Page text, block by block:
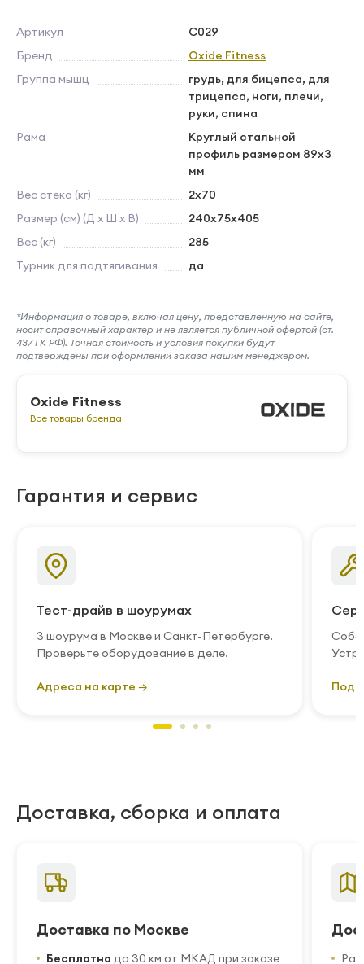
Артикул
С029
Бренд
Oxide Fitness
Группа мышц
грудь, для бицепса, для
трицепса, ноги, плечи,
руки, спина
Рама
Круглый стальной
профиль размером 89х3
мм
Вес стека (кг)
2х70
Размер (см) (Д х Ш х В)
240x75x405
Вес (кг)
285
Турник для подтягивания
да
*Информация о товаре, включая цену, представленную на сайте,
носит справочный характер и не является публичной офертой (ст.
437 ГК РФ). Точная стоимость и условия покупки будут
подтверждены при оформлении заказа нашим менеджером.
Oxide Fitness
Все товары бренда
Гарантия и сервис
Тест-драйв в шоурумах
3 шоурума в Москве и Санкт-Петербурге.
Проверьте оборудование в деле.
Адреса на карте →
Доставка, сборка и оплата
Доставка по Москве
Бесплатно до 30 км от МКАД при заказе